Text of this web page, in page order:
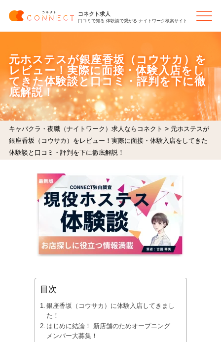
コネクト求人
口コミで知る 体験談で繋がる ナイトワーク検索サイト
元ホステスが銀座香坂（コウサカ）を
レビュー！実際に面接・体験入店をし
てきた体験談と口コミ・評判を下に徹
底解説！
キャバクラ・夜職（ナイトワーク）求人ならコネクト > 元ホステスが
銀座香坂（コウサカ）をレビュー！実際に面接・体験入店をしてきた
体験談と口コミ・評判を下に徹底解説！
目次
銀座香坂（コウサカ）に体験入店してきまし
た！
はじめに結論！ 新店舗のためオープニング
メンバー大募集！